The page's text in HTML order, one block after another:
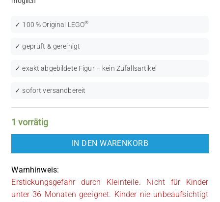
✓ 100 % Original LEGO®
✓ geprüft & gereinigt
✓ exakt abgebildete Figur – kein Zufallsartikel
✓ sofort versandbereit
1 vorrätig
IN DEN WARENKORB
Warnhinweis:
Erstickungsgefahr durch Kleinteile. Nicht für Kinder
unter 36 Monaten geeignet. Kinder nie unbeaufsichtigt